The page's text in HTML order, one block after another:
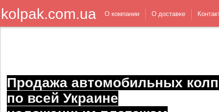
kolpak.com.ua О компании О доставке
Продажа автомобильных
по всей Украине